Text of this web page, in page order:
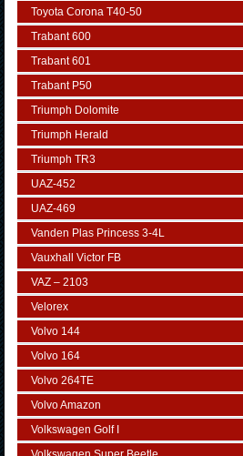
Toyota Corona T40-50
Trabant 600
Trabant 601
Trabant P50
Triumph Dolomite
Triumph Herald
Triumph TR3
UAZ-452
UAZ-469
Vanden Plas Princess 3-4L
Vauxhall Victor FB
VAZ – 2103
Velorex
Volvo 144
Volvo 164
Volvo 264TE
Volvo Amazon
Volkswagen Golf I